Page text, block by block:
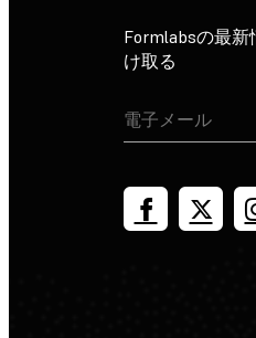
Formlabsの最
け取る